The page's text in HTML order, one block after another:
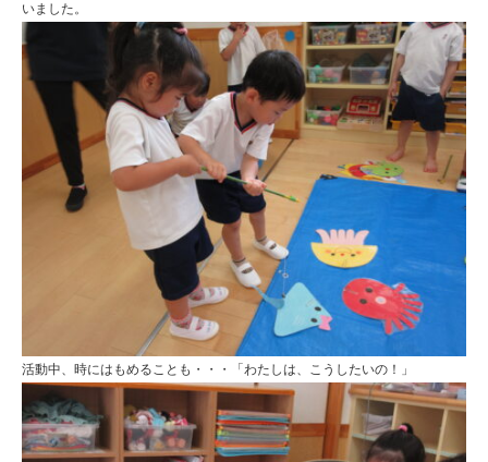
いました。
活動中、時にはもめることも・・・「わたしは、こうしたいの！」